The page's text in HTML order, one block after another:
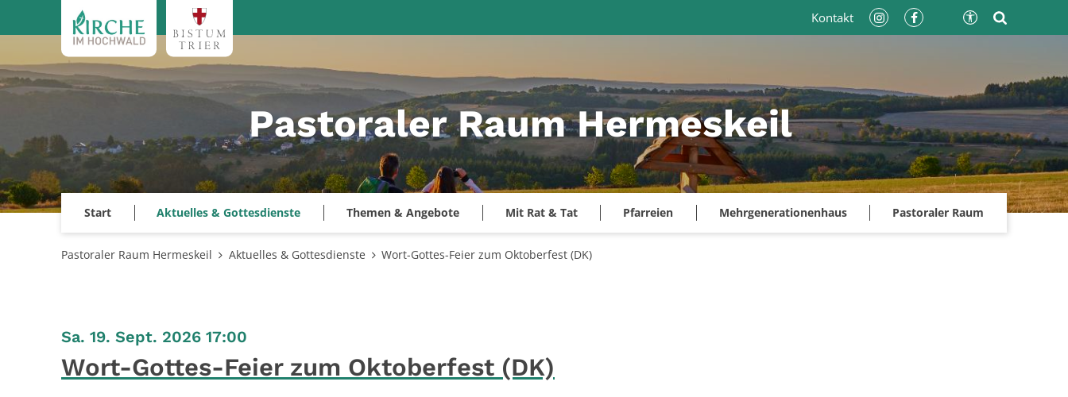
Zum Inhalt springen
Pastoraler Raum Hermeskeil
Start Aktuelles & Gottesdienste Themen & Angebote Mit Rat & Tat Pfarreien Mehrgenerationenhaus Pastoraler Raum
Kontakt
Pastoraler Raum Hermeskeil Aktuelles & Gottesdienste Wort-Gottes-Feier zum Oktoberfest (DK)
Sa. 19. Sept. 2026 17:00
Wort-Gottes-Feier zum Oktoberfest (DK)